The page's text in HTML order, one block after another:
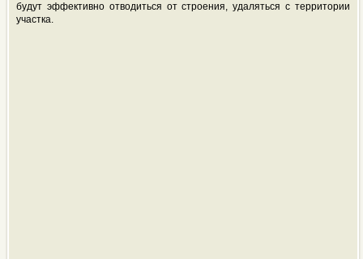
будут эффективно отводиться от строения, удаляться с территории
участка.